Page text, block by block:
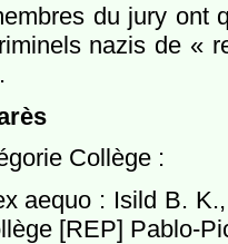
du jury ont
nazis de «
Collège :
aequo : Isild B.
[REP] Pablo-